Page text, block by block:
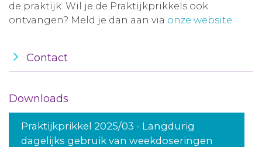
de praktijk. Wil je de Praktijkprikkels ook
ontvangen? Meld je dan aan via onze website.
Contact
Downloads
Praktijkprikkel 2025/03 - Langdurig
dagelijks gebruik van weekdoseringen